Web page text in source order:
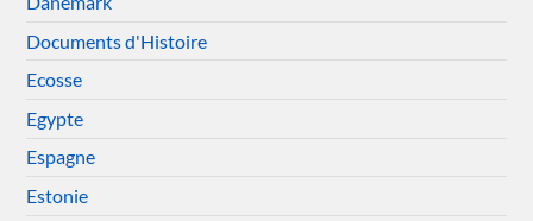
Documents d'Histoire
Ecosse
Egypte
Espagne
Estonie